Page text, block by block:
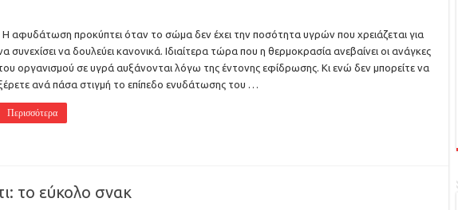
Η αφυδάτωση προκύπτει όταν το σώμα δεν έχει την ποσότητα υγρών που χρειάζεται για
συνεχίσει να δουλεύει κανονικά. Ιδιαίτερα τώρα που η θερμοκρασία ανεβαίνει οι ανάγκες
οργανισμού σε υγρά αυξάνονται λόγω της έντονης εφίδρωσης. Κι ενώ δεν μπορείτε να
ανά πάσα στιγμή το επίπεδο ενυδάτωσης του …
Περισσότερα
το εύκολο σνακ